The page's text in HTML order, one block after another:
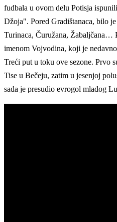
fudbala u ovom delu Potisja
Džoja". Pored Gradištanaca, bilo
Turinaca, Čuružana, Žabaljčana…
imenom Vojvodina, koji je
Treći put u toku ove sezone. Prvo
Tise u Bečeju, zatim u jesenjoj
sada je presudio evrogol mladog